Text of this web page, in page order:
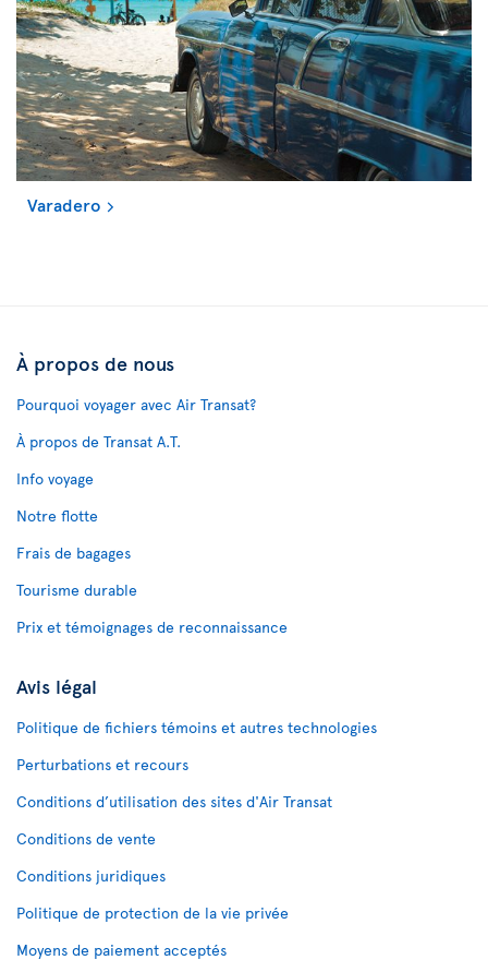
Varadero
À propos de nous
Pourquoi voyager avec Air Transat?
À propos de Transat A.T.
Info voyage
Notre flotte
Frais de bagages
Tourisme durable
Prix et témoignages de reconnaissance
Avis légal
Politique de fichiers témoins et autres technologies
Perturbations et recours
Conditions d’utilisation des sites d'Air Transat
Conditions de vente
Conditions juridiques
Politique de protection de la vie privée
Moyens de paiement acceptés